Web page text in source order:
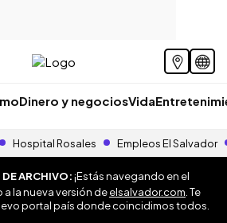
Dinero y negociosVida
Hospital Rosales Empleos El Salvador
ARCHIVO:¡Estás navegando en el
a la nueva versión deelsalvador.com . Te
portal país donde coincidimos todos.